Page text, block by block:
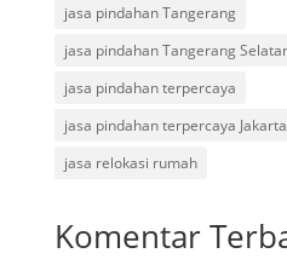
jasa pindahan Tangerang
jasa pindahan Tangerang
jasa pindahan terpercaya
jasa pindahan terpercaya Jakarta
jasa relokasi rumah
Komentar